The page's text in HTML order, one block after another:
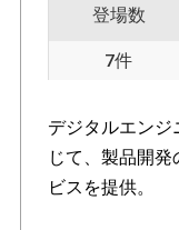
登場数
7件
デジタルエンジ
じて、製品開
ビスを提供。